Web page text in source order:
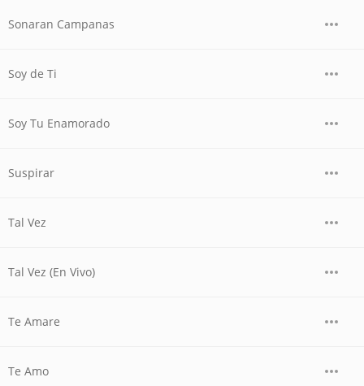
Sonaran Campanas
Soy de Ti
Soy Tu Enamorado
Suspirar
Tal Vez
Tal Vez (En Vivo)
Te Amare
Te Amo